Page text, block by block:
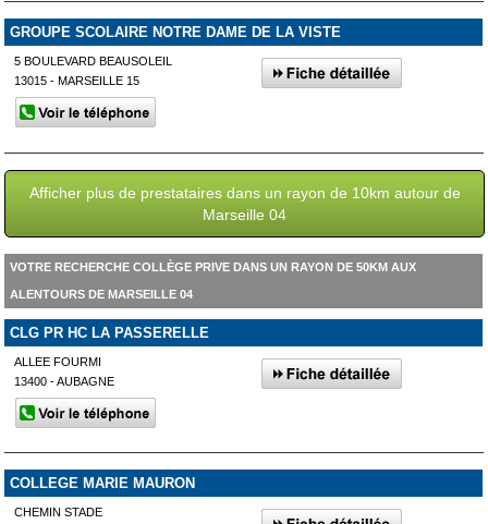
GROUPE SCOLAIRE NOTRE DAME DE LA VISTE
5 BOULEVARD BEAUSOLEIL
13015 - MARSEILLE 15
Afficher plus de prestataires dans un rayon de 10km autour de
Marseille 04
VOTRE RECHERCHE COLLÈGE PRIVE DANS UN RAYON DE 50KM AUX
ALENTOURS DE MARSEILLE 04
CLG PR HC LA PASSERELLE
ALLEE FOURMI
13400 - AUBAGNE
COLLEGE MARIE MAURON
CHEMIN STADE